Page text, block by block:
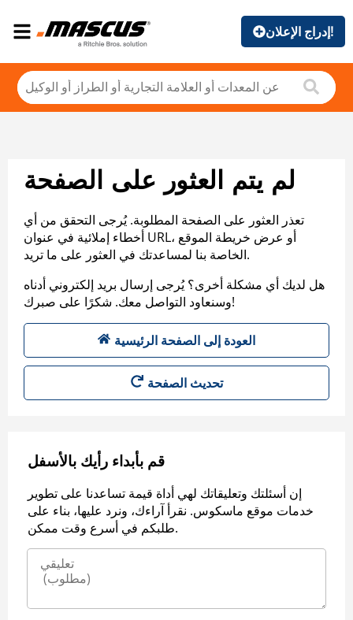
إدراج الإعلان!
لم يتم العثور على الصفحة
تعذر العثور على الصفحة المطلوبة. يُرجى التحقق من أي
أخطاء إملائية في عنوان URL، أو عرض خريطة الموقع
الخاصة بنا لمساعدتك في العثور على ما تريد.
هل لديك أي مشكلة أخرى؟ يُرجى إرسال بريد إلكتروني أدناه
وسنعاود التواصل معك. شكرًا على صبرك!
العودة إلى الصفحة الرئيسية
تحديث الصفحة
قم بأبداء رأيك بالأسفل
إن أسئلتك وتعليقاتك لهي أداة قيمة تساعدنا على تطوير
خدمات موقع ماسكوس. نقرأ آراءك، ونرد عليها، بناء على
طلبكم في أسرع وقت ممكن.